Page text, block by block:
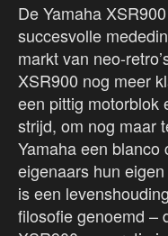
De Yamaha
succesvolle
markt van neo-
XSR900 nog meer
een pittig motorblok
strijd, om nog maar
Yamaha een
eigenaars hun
is een
filosofie genoemd –